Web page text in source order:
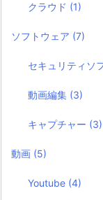
クラウド (1)
ソフトウェア (7)
セキュリティソ
動画編集 (3)
キャプチャー (3)
動画 (5)
Youtube (4)